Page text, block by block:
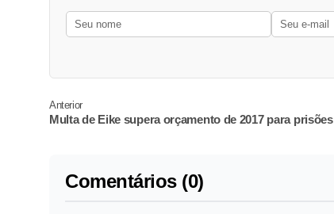
Anterior
Multa de Eike supera orçamento de 2017 para prisões
Comentários (0)